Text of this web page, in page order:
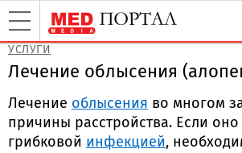
УСЛУГИ
Лечение облысения
Лечение облысения во многом
причины расстройства. Если
грибковой инфекцией,